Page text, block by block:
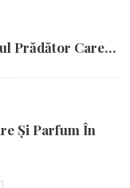
Prădător Care…
Și Parfum În